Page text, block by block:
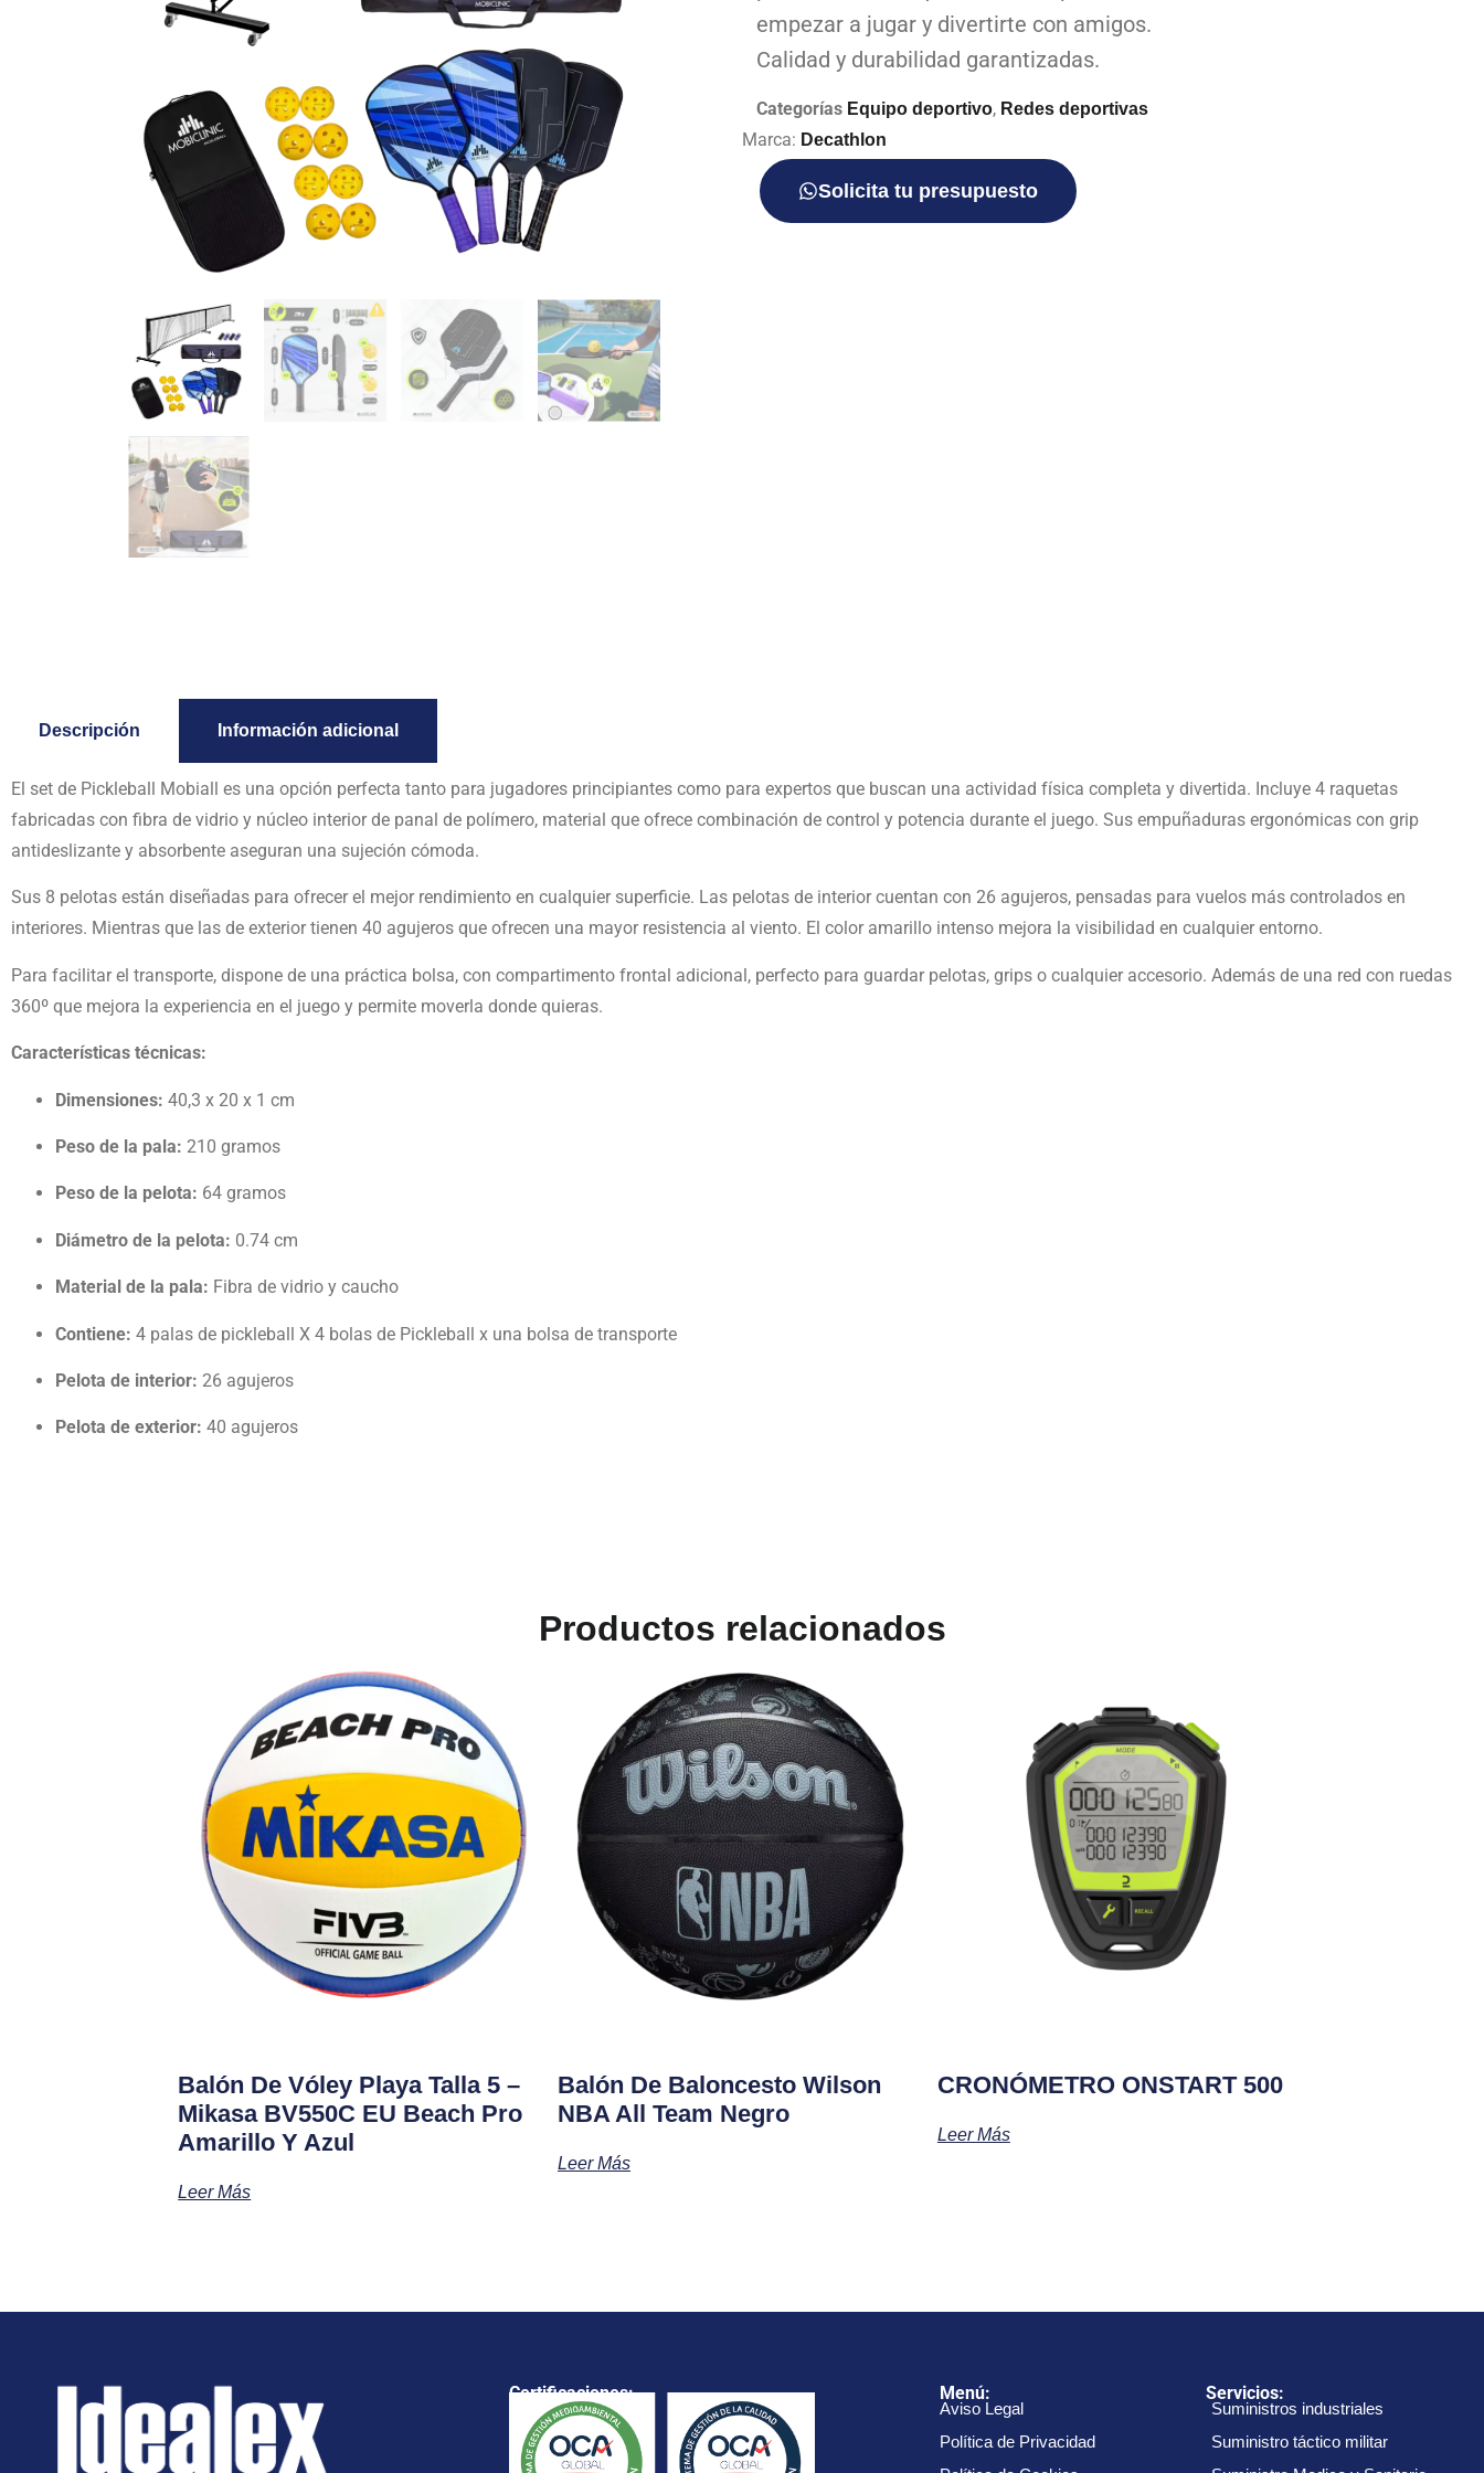
empezar a jugar y divertirte con amigos.
Calidad y durabilidad garantizadas.
Categorías Equipo deportivo, Redes deportivas
Marca: Decathlon
Solicita tu presupuesto
Descripción Información adicional
El set de Pickleball Mobiall es una opción perfecta tanto para jugadores principiantes como para expertos que buscan una actividad física completa y divertida. Incluye 4 raquetas
fabricadas con fibra de vidrio y núcleo interior de panal de polímero, material que ofrece combinación de control y potencia durante el juego. Sus empuñaduras ergonómicas con grip
antideslizante y absorbente aseguran una sujeción cómoda.
Sus 8 pelotas están diseñadas para ofrecer el mejor rendimiento en cualquier superficie. Las pelotas de interior cuentan con 26 agujeros, pensadas para vuelos más controlados en
interiores. Mientras que las de exterior tienen 40 agujeros que ofrecen una mayor resistencia al viento. El color amarillo intenso mejora la visibilidad en cualquier entorno.
Para facilitar el transporte, dispone de una práctica bolsa, con compartimento frontal adicional, perfecto para guardar pelotas, grips o cualquier accesorio. Además de una red con ruedas
360º que mejora la experiencia en el juego y permite moverla donde quieras.
Características técnicas:
Dimensiones: 40,3 x 20 x 1 cm
Peso de la pala: 210 gramos
Peso de la pelota: 64 gramos
Diámetro de la pelota: 0.74 cm
Material de la pala: Fibra de vidrio y caucho
Contiene: 4 palas de pickleball X 4 bolas de Pickleball x una bolsa de transporte
Pelota de interior: 26 agujeros
Pelota de exterior: 40 agujeros
Productos relacionados
Balón De Vóley Playa Talla 5 –
Mikasa BV550C EU Beach Pro
Amarillo Y Azul
Leer Más
Balón De Baloncesto Wilson
NBA All Team Negro
Leer Más
CRONÓMETRO ONSTART 500
Leer Más
Certificaciones: Menú:
Aviso Legal
Política de Privacidad
Servicios:
Suministros industriales
Suministro táctico militar